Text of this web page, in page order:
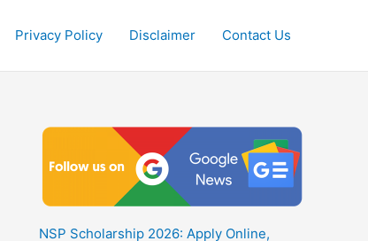
Privacy Policy Disclaimer Contact Us
NSP Scholarship 2026: Apply Online,